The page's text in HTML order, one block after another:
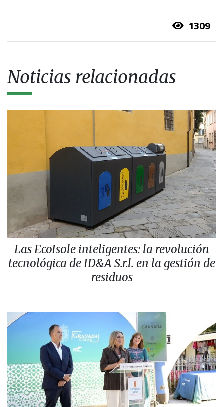
1309
Noticias relacionadas
Las EcoIsole inteligentes: la revolución
tecnológica de ID&A S.r.l. en la gestión de
residuos